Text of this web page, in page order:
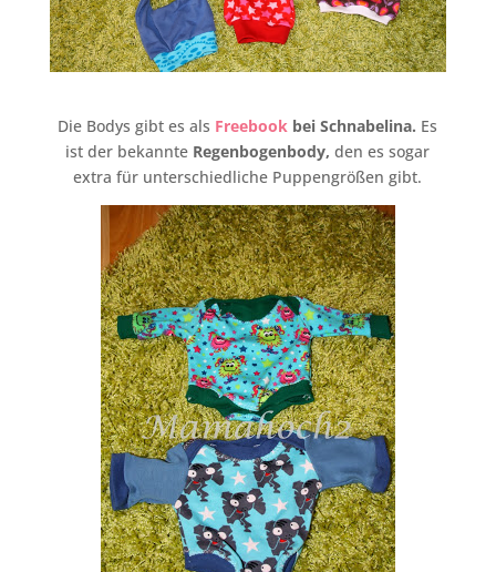
Die Bodys gibt es als Freebook bei Schnabelina. Es
ist der bekannte Regenbogenbody, den es sogar
extra für unterschiedliche Puppengrößen gibt.